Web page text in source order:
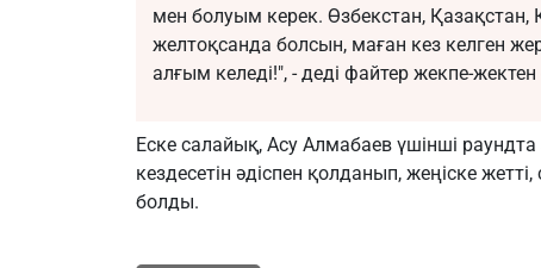
мен болуым керек. Өзбекстан,
желтоқсанда болсын, маған кез келген
алғым келеді!", - деді файтер жекпе-жектен
Еске салайық, Асу Алмабаев үшінші
кездесетін әдіспен қолданып, жеңіске
болды.